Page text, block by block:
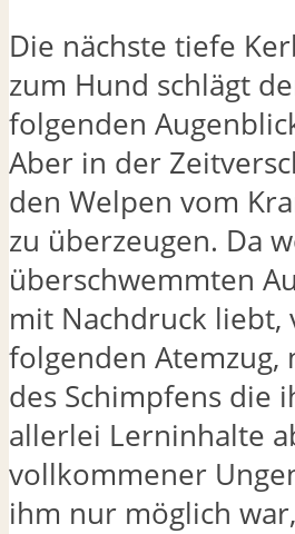
Die nächste tiefe
zum Hund schlägt
folgenden
Aber in der
den Welpen vom
zu überzeugen. Da
überschwemmten
mit Nachdruck
folgenden
des Schimpfens die
allerlei Lerninhalte
vollkommener
ihm nur möglich